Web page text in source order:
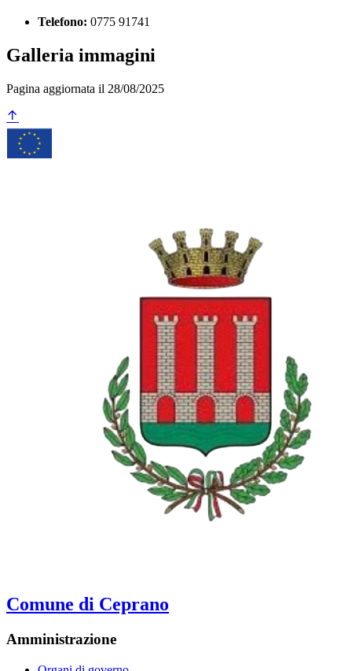
Telefono: 0775 91741
Galleria immagini
Pagina aggiornata il 28/08/2025
Comune di Ceprano
Amministrazione